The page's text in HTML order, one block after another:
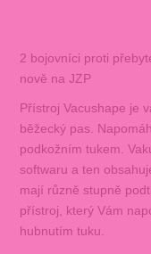
2 bojovníci proti
nově na JZP
Přístroj Vacushape je
běžecký pas.
podkožním tukem.
softwaru a ten
mají různě stupně
přístroj, který Vám
hubnutím tuku.